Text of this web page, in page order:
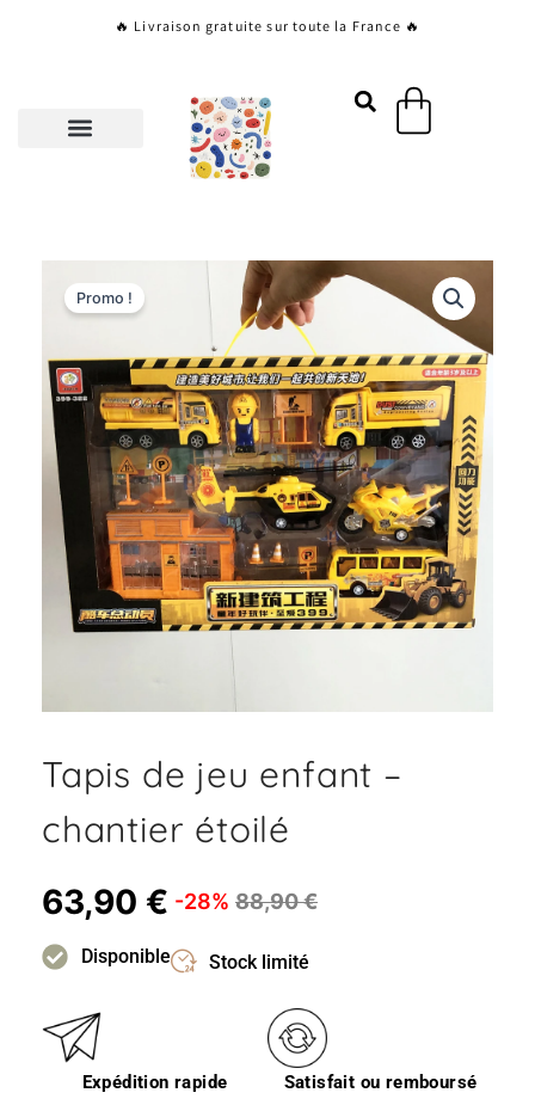
🔥 Livraison gratuite sur toute la France 🔥
Panier
Promo !
Tapis de jeu enfant –
chantier étoilé
63,90 € -28% 88,90€
Disponible Stock limité
Expédition rapide
Satisfait ou remboursé